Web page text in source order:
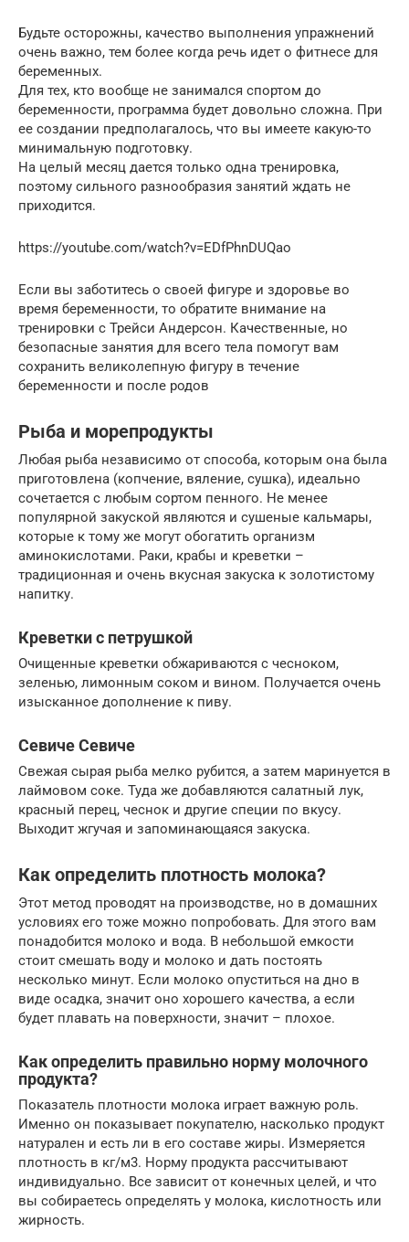
Будьте осторожны, качество выполнения упражнений
очень важно, тем более когда речь идет о фитнесе для
беременных.
Для тех, кто вообще не занимался спортом до
беременности, программа будет довольно сложна. При
ее создании предполагалось, что вы имеете какую-то
минимальную подготовку.
На целый месяц дается только одна тренировка,
поэтому сильного разнообразия занятий ждать не
приходится.
https://youtube.com/watch?v=EDfPhnDUQao
Если вы заботитесь о своей фигуре и здоровье во
время беременности, то обратите внимание на
тренировки с Трейси Андерсон. Качественные, но
безопасные занятия для всего тела помогут вам
сохранить великолепную фигуру в течение
беременности и после родов
Рыба и морепродукты
Любая рыба независимо от способа, которым она была
приготовлена (копчение, вяление, сушка), идеально
сочетается с любым сортом пенного. Не менее
популярной закуской являются и сушеные кальмары,
которые к тому же могут обогатить организм
аминокислотами. Раки, крабы и креветки –
традиционная и очень вкусная закуска к золотистому
напитку.
Креветки с петрушкой
Очищенные креветки обжариваются с чесноком,
зеленью, лимонным соком и вином. Получается очень
изысканное дополнение к пиву.
Севиче Севиче
Свежая сырая рыба мелко рубится, а затем маринуется в
лаймовом соке. Туда же добавляются салатный лук,
красный перец, чеснок и другие специи по вкусу.
Выходит жгучая и запоминающаяся закуска.
Как определить плотность молока?
Этот метод проводят на производстве, но в домашних
условиях его тоже можно попробовать. Для этого вам
понадобится молоко и вода. В небольшой емкости
стоит смешать воду и молоко и дать постоять
несколько минут. Если молоко опуститься на дно в
виде осадка, значит оно хорошего качества, а если
будет плавать на поверхности, значит – плохое.
Как определить правильно норму молочного
продукта?
Показатель плотности молока играет важную роль.
Именно он показывает покупателю, насколько продукт
натурален и есть ли в его составе жиры. Измеряется
плотность в кг/м3. Норму продукта рассчитывают
индивидуально. Все зависит от конечных целей, и что
вы собираетесь определять у молока, кислотность или
жирность.